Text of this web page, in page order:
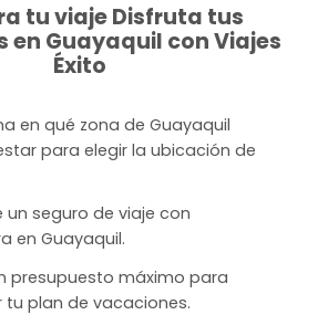
tu viaje Disfruta tus
en Guayaquil con Viajes
Éxito
en qué zona de Guayaquil
para elegir la ubicación de
un seguro de viaje con
en Guayaquil.
presupuesto máximo para
plan de vacaciones.